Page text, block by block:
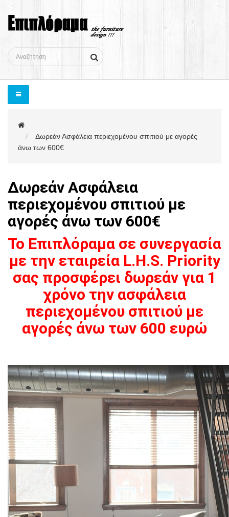
Δωρεάν Ασφάλεια περιεχομένου σπιτιού με αγορές
άνω των 600€
Δωρεάν Ασφάλεια
περιεχομένου σπιτιού με
αγορές άνω των 600€
Το Επιπλόραμα σε συνεργασία
με την εταιρεία L.H.S. Priority
σας προσφέρει δωρεάν για 1
χρόνο την ασφάλεια
περιεχομένου σπιτιού με
αγορές άνω των 600 ευρώ